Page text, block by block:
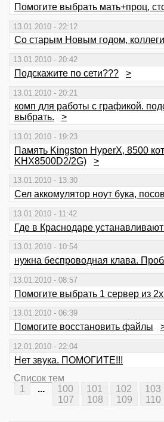
Помогите выбрать мать+проц,
13.01.2010 - 22:12
Со старым Новым годом,
13.01.2010 - 20:42
Подскажите по сети??? >
13.01.2010 - 20:21
комп для работы с графикой.
выбрать.
>
13.01.2010 - 19:23
Память Kingston HyperX, 8500
KHX8500D2/2G)
>
13.01.2010 - 13:30
Сел аккомулятор ноут бука,
13.01.2010 - 11:42
Где в Краснодаре
13.01.2010 - 10:54
нужна беспроводная клава.
13.01.2010 - 08:57
Помогите выбрать 1 сервер из
13.01.2010 - 06:39
Помогите восстановить файлы
12.01.2010 - 22:04
Нет звука. ПОМОГИТЕ!!!
Список тем
1
... 100 101 102 103
107
108 109 110